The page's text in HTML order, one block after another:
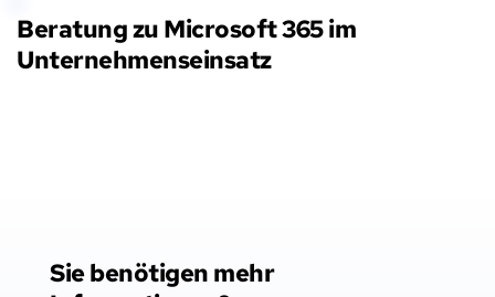
Beratung zu Microsoft 365 im
Unternehmenseinsatz
Sie benötigen mehr